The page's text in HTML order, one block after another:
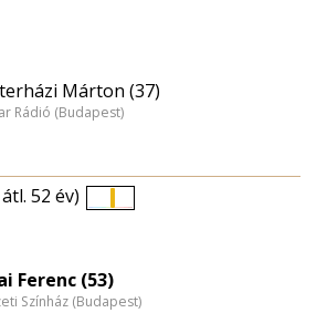
Márton (37)
Rádió (Budapest)
52 év)
nagyítása
Ferenc (53)
Színház (Budapest)